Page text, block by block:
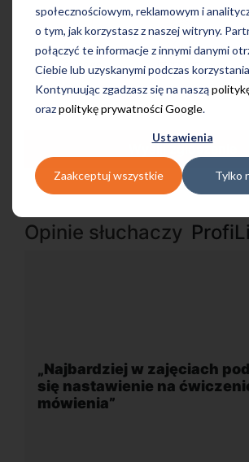
społecznościowym, reklamowym i
o tym, jak korzystasz z naszej witryny.
połączyć te informacje z innymi danymi
Ciebie lub uzyskanymi podczas
Kontynuując zgadzasz się na naszą
orazpolitykę prywatności Google.
Ustawienia
Zaakceptuj wszystkie Tylko
grupowe intensywne
Opinie słuchaczy
„Najbardziej w zajęciach
się nastawienie na
mówienia”